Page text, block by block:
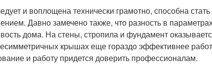
и воплощена технически грамотно, способна стать
Давно замечено также, что разность в
дома. На стены, стропила и фундамент
крышах еще гораздо эффективнее
и работу придется доверить профессионалам.